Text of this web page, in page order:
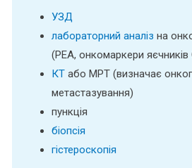
УЗД
лабораторний аналіз на
(РЕА, онкомаркери яєчників
КТабо МРТ (визначає
метастазування)
пункція
біопсія
гістероскопія